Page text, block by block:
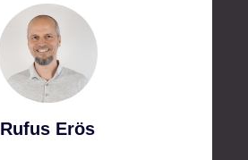
Rufus Erös